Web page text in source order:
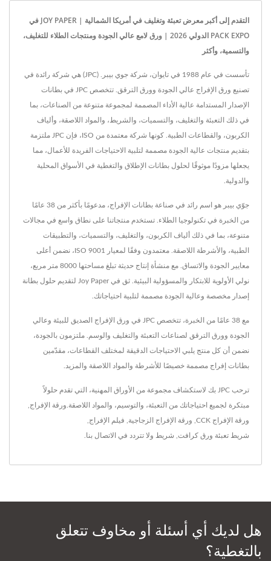
التقدم إلى أكبر معرض تعبئة وتغليف في أمريكا الشمالية | JOY PAPER في
PACK EXPO الدولي 2026 | ورق لامع عالي الجودة ومنتجات الطلاء للتغليف،
والتسمية، وأكثر
تأسست في عام 1988 في تايوان، شركة جوي بيبر. (JPC) هي شركة رائدة في
تصنيع ورق الإفراج عالي الجودة وورق الترقق. تتخصص JPC في بطانات
الإصدار المستدامة عالية الأداء المصممة لمجموعة متنوعة من الصناعات، بما
في ذلك التعبئة والتغليف، والتسميات، والشريط، والمواد اللاصقة، وألياف
الكربون، والقطاعات الطبية. كونها شركة معتمدة من ISO، فإن JPC ملتزمة
بتقديم منتجات عالية الجودة مصممة لتلبية الاحتياجات الفريدة للأعمال، مما
يجعلها مزودًا موثوقًا لحلول بطانات الإطلاق والتغطية في الأسواق المحلية
والدولية.
جوّي بيبر هو اسم رائد في صناعة بطانات الإفراج، مدعومًا بأكثر من 38 عامًا
من الخبرة في تكنولوجيا الطلاء. تستخدم منتجاتنا على نطاق واسع في مجالات
متنوعة، بما في ذلك ألياف الكربون، والتغليف، والتسميات، والتطبيقات
الطبية، والأشرطة اللاصقة. معتمدون وفقًا لمعيار ISO 9001، نضمن أعلى
معايير الجودة والاتساق. مع منشأة إنتاج حديثة تبلغ مساحتها 8000 متر مربع،
نولي الأولوية للابتكار والمسؤولية البيئية. ثق في Joy Paper لتقديم حلول بطانة
إصدار مخصصة وعالية الجودة مصممة لتلبية احتياجاتك.
مع 38 عامًا من الخبرة، تتخصص JPC في ورق الإفراج الصديق للبيئة وعالي
الجودة وورق الترقق لصناعات التعبئة والتغليف والوسم. ملتزمون بالجودة،
نضمن أن كل منتج يلبي الاحتياجات الدقيقة لمختلف القطاعات، مقدّمين
بطانات إفراج مصممة خصيصًا للأشرطة والمواد اللاصقة والمزيد.
ترحب JPC بك لاستكشاف مجموعة من الأوراق المهنية، التي تقدم حلولاً
مبتكرة لجميع احتياجاتك من التعبئة، والتوسيم، والمواد اللاصقة. ورقة الإفراج
ورقة الإفراج CCK ورقة الإفراج الزجاجية فيلم الإفراج
شريط تعبئة ورق كرافت شريط ولا تتردد في الاتصال بنا
هل لديك أي أسئلة أو مخاوف تتعلق
بالتغطية؟